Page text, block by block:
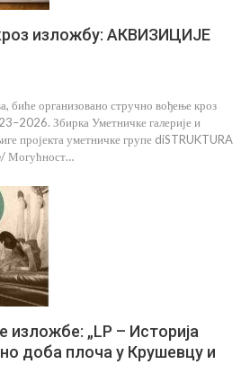
изложбу: АКВИЗИЦИЈЕ
биће организовано стручно вођење кроз
Збирка Уметничке галерије и
пројекта уметничке групе diSTRUKTURA
Могућност…
изложбе: „LP – Историја
доба плоча у Крушевцу и